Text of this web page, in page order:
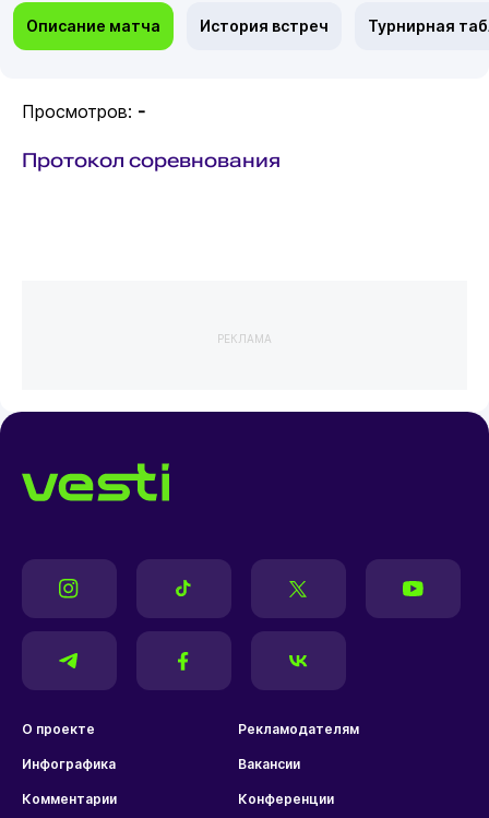
Описание матча История встреч Турнирная
Просмотров: -
Протокол соревнования
РЕКЛАМА
О проекте Рекламодателям
Инфографика Вакансии
Комментарии Конференции